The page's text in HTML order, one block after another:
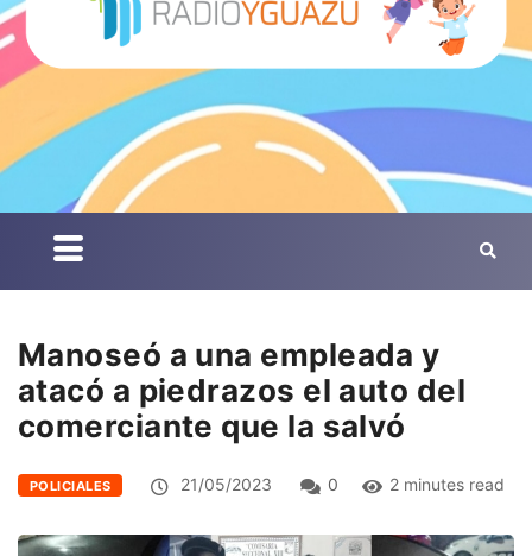
Manoseó a una empleada y
atacó a piedrazos el auto del
comerciante que la salvó
POLICIALES 21/05/2023 0 2 minutes read